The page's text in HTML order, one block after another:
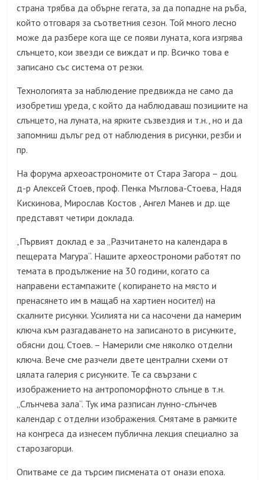
страна трябва да обърне гегата, за да попадне на ръба,
който отговаря за съответния сезон. Той много лесно
може да разбере кога ще се появи луната, кога изгрява
слънцето, кои звезди се виждат и пр. Всичко това е
записано със система от резки.
Технологията за наблюдение предвижда не само да
изобретиш уреда, с който да наблюдаваш позициите на
слънцето, на луната, на ярките съзвездия и т.н., но и да
запомниш дълъг ред от наблюдения в рисунки, резби и
пр.
На форума археоастрономите от Стара Загора – доц.
д-р Алексей Стоев, проф. Пенка Мъглова-Стоева, Надя
Кискинова, Мирослав Костов , Ангел Манев и др. ще
представят четири доклада.
„Първият доклад е за „Разчитането на календара в
пещерата Магура“. Нашите археострономи работят по
темата в продължение на 30 години, когато са
направени естампажите(копирането намястои
пренасянето им в мащаб на хартиен носител) на
скалните рисунки. Усилията ни са насочени да намерим
ключа към разгадаването на записаното в рисунките,
обясни доц. Стоев. – Намерили сме няколко отделни
ключа. Вече сме разчели двете централни схеми от
цялата галерия с рисунките. Те са свързани с
изображението на антропоморфното слънце в т.н.
„Слънчева зала“. Тук има разписан лунно-слънчев
календар с отделни изображения. Смятаме в рамките
на конгреса да изнесем публична лекция специално за
старозагорци.
Опитваме се да търсим писмената от онази епоха.